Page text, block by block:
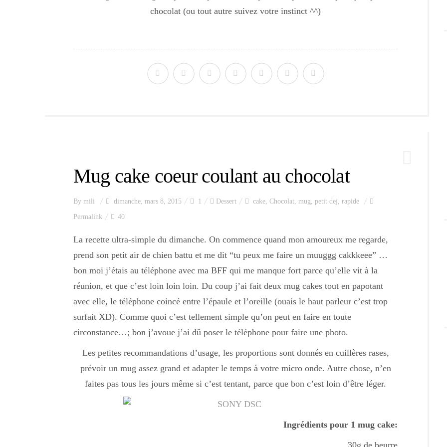
chocolat (ou tout autre suivez votre instinct ^^)
Mug cake coeur coulant au chocolat
By mili dimanche, mars 8, 2015 1 Dessert cake, Chocolat, mug, petit dej, rapide
Permalink 40
La recette ultra-simple du dimanche. On commence quand mon amoureux me regarde,
prend son petit air de chien battu et me dit “tu peux me faire un muuggg cakkkeee” …
bon moi j’étais au téléphone avec ma BFF qui me manque fort parce qu’elle vit à la
réunion, et que c’est loin loin loin. Du coup j’ai fait deux mug cakes tout en papotant
avec elle, le téléphone coincé entre l’épaule et l’oreille (ouais le haut parleur c’est trop
surfait XD). Comme quoi c’est tellement simple qu’on peut en faire en toute
circonstance…; bon j’avoue j’ai dû poser le téléphone pour faire une photo.
Les petites recommandations d’usage, les proportions sont donnés en cuillères rases,
prévoir un mug assez grand et adapter le temps à votre micro onde. Autre chose, n’en
faites pas tous les jours même si c’est tentant, parce que bon c’est loin d’être léger.
Ingrédients pour 1 mug cake:
30g de beurre